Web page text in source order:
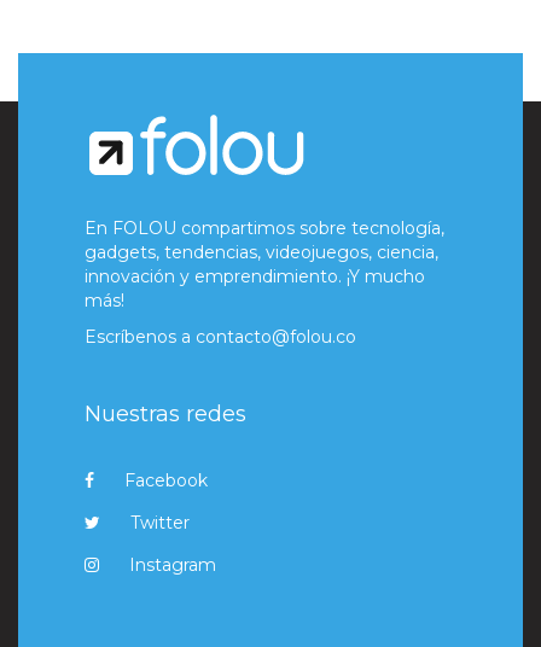
En FOLOU compartimos sobre tecnología,
gadgets, tendencias, videojuegos, ciencia,
innovación y emprendimiento. ¡Y mucho
más!
Escríbenos a contacto@folou.co
Nuestras redes
Facebook
Twitter
Instagram